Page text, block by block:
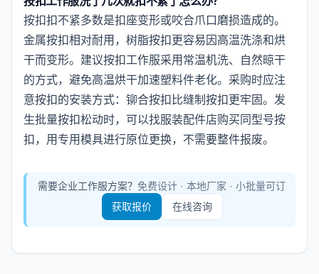
按扣扣不紧多数是扣座变形或咬合爪口磨损造成的。
金属按扣相对耐用，树脂按扣更容易因高温洗涤和烘
干而变形。建议按扣工作服采用常温机洗、自然晾干
的方式，避免高温烘干加速塑料件老化。采购时应注
意按扣的安装方式：铆合按扣比缝制按扣更牢固。发
生批量按扣松动时，可以找服装配件店购买同型号按
扣，用专用模具进行原位更换，不需要整件报废。
需要企业工作服方案？ 免费设计 · 本地厂家 · 小批量可订
获取报价
在线咨询